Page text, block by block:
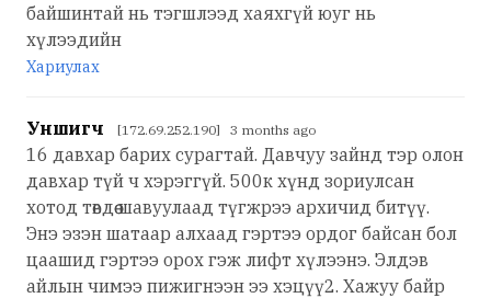
байшинтай нь тэгшлээд хаяхгүй юуг нь
хүлээдийн
Хариулах
Уншигч [172.69.252.190] 3 months ago
16 давхар барих сурагтай. Давчуу зайнд тэр олон
давхар түй ч хэрэггүй. 500к хүнд зориулсан
хотод төвдөө шавуулаад түгжрээ архичид битүү.
Энэ эзэн шатаар алхаад гэртээ ордог байсан бол
цаашид гэртээ орох гэж лифт хүлээнэ. Элдэв
айлын чимээ пижигнээн ээ хэцүү2. Хажуу байр